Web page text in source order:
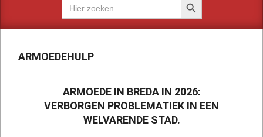
naar:
ARMOEDEHULP
ARMOEDE IN BREDA IN 2026:
VERBORGEN PROBLEMATIEK IN EEN
WELVARENDE STAD.